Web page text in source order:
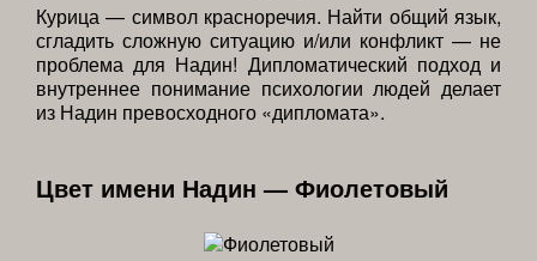
Курица — символ красноречия. Найти общий язык,
сгладить сложную ситуацию и/или конфликт — не
проблема для Надин! Дипломатический подход и
внутреннее понимание психологии людей делает
из Надин превосходного «дипломата».
Цвет имени Надин — Фиолетовый